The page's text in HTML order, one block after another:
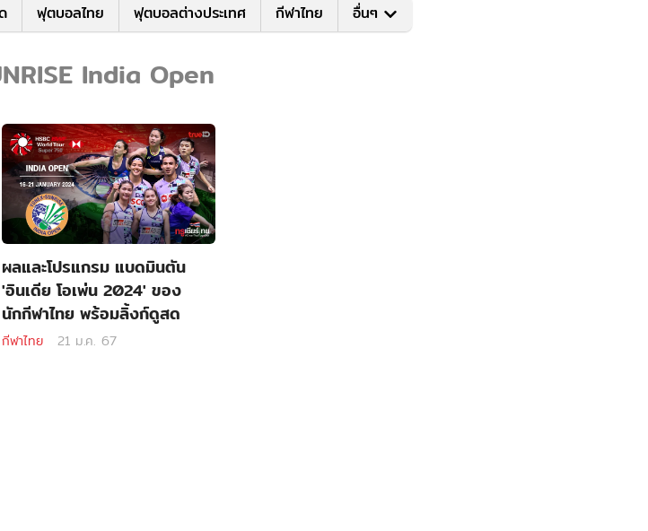
ฟุตบอลไทย ฟุตบอลต่างประเทศ กีฬาไทย อื่นๆ
India Open
ผลและโปรแกรม แบดมินตัน
'อินเดีย โอเพ่น 2024' ของ
นักกีฬาไทย พร้อมลิ้งก์ดูสด
กีฬาไทย 21 ม.ค. 67